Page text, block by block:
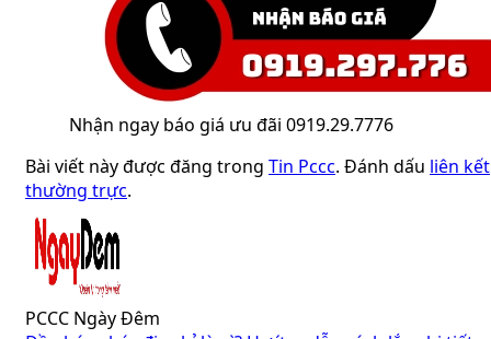
Nhận ngay báo giá ưu đãi 0919.29.7776
Bài viết này được đăng trong Tin Pccc. Đánh dấu liên kết
thường trực.
PCCC Ngày Đêm